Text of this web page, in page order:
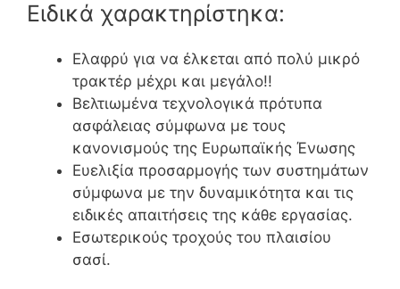
Ειδικά χαρακτηρίστηκα:
Ελαφρύ για να έλκεται από πολύ μικρό
τρακτέρ μέχρι και μεγάλο!!
Βελτιωμένα τεχνολογικά πρότυπα
ασφάλειας σύμφωνα με τους
κανονισμούς της Ευρωπαϊκής Ένωσης
Ευελιξία προσαρμογής των συστημάτων
σύμφωνα με την δυναμικότητα και τις
ειδικές απαιτήσεις της κάθε εργασίας.
Εσωτερικούς τροχούς του πλαισίου
σασί.